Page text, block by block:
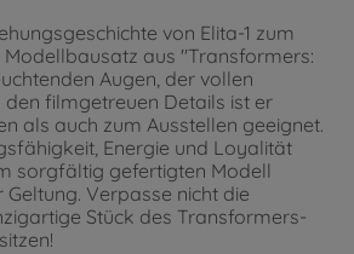
von Elita-1 zum
aus "Transformers:
Augen, der vollen
den filmgetreuen Details ist er
als auch zum Ausstellen geeignet.
Energie und Loyalität
sorgfältig gefertigten Modell
Verpasse nicht die
Stück des Transformers-